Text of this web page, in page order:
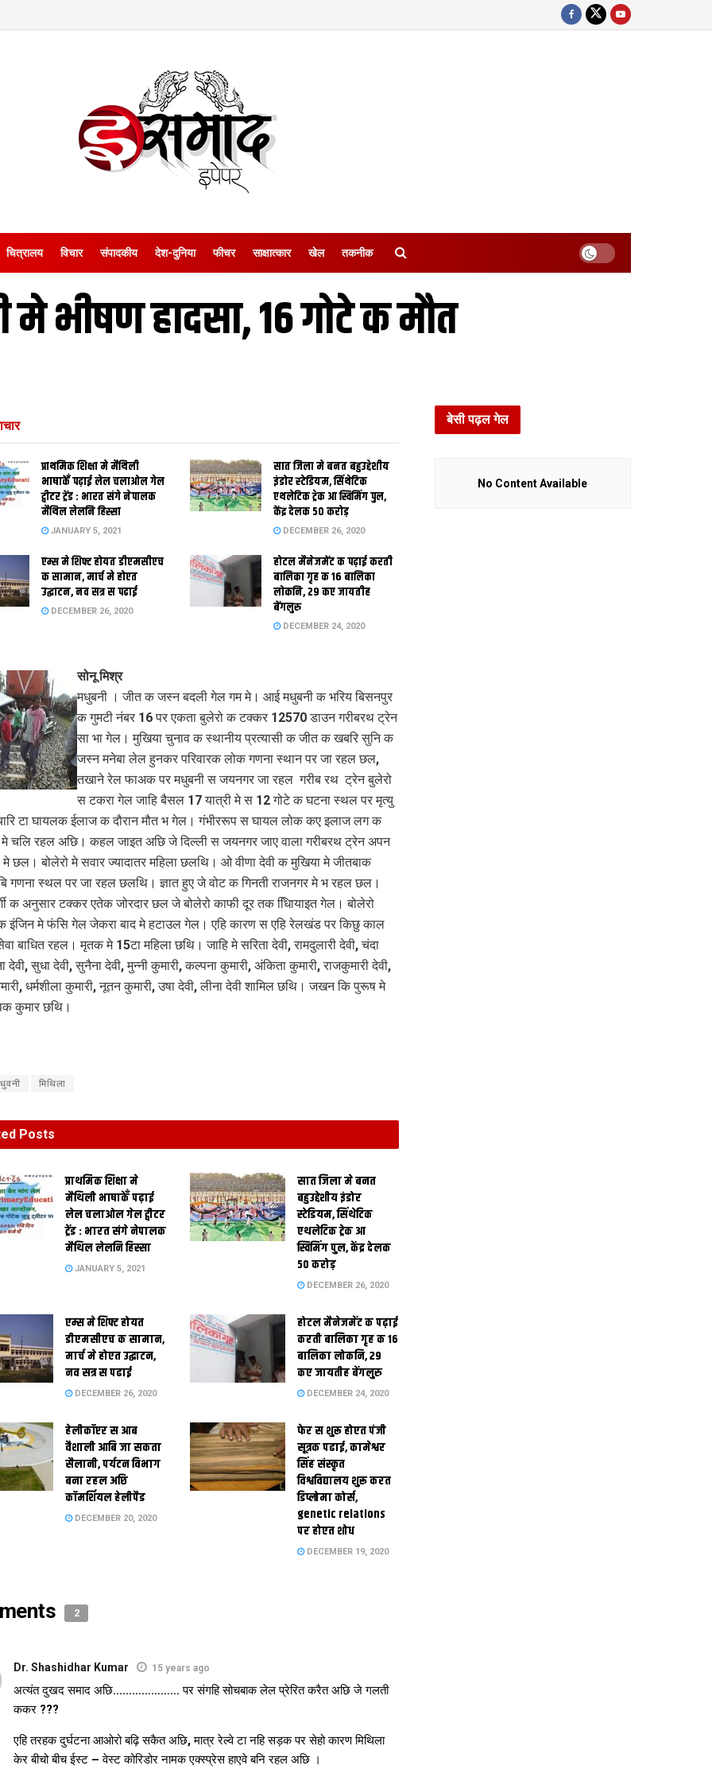
चित्रालय विचार संपादकीय देश-दुनिया फीचर साक्षात्‍कार खेल तकनीक
भीषण हादसा, 16 गोटे क मौत
प्राथमिक शि‍क्षा मे मैथि‍ली
भाषाकेँ पढ़ाई लेल चलाओल गेल
ट्वीटर ट्रेंड : भारत संगे नेपालक
मैथिल लेलनि हिस्सा
JANUARY 5, 2021
सात जिला मे बनत बहुउद्देशीय
इंडोर स्‍टेडि‍यम, सिंथेटिक
एथलेटिक ट्रेक आ स्विमिंग पुल,
केंद्र देलक 50 करोड़
DECEMBER 26, 2020
एम्स मे शिफ्ट होयत डीएमसीएच
क सामान, मार्च मे होएत
उद्घाटन, नव सत्र स पढाई
DECEMBER 26, 2020
होटल मैनेजमेंट क पढ़ाई करती
बालिका गृह क 16 बालिका
लोकनि, 29 कए जायतीह
बेंगलुरु
DECEMBER 24, 2020
सोनू मिश्र
मधुबनी । जीत क जस्न बदली गेल गम मे। आई मधुबनी क भरिय बिसनपुर
क गुमटी नंबर 16 पर एकता बुलेरो क टक्‍कर 12570 डाउन गरीबरथ ट्रेन
सा भा गेल। मुखिया चुनाव क स्थानीय प्रत्यासी क जीत क खबरि सुनि क
जस्न मनेबा लेल हुनकर परिवारक लोक गणना स्थान पर जा रहल छल,
तखाने रेल फाअक पर मधुबनी स जयनगर जा रहल गरीब रथ ट्रेन बुलेरो
स टकरा गेल जाहि बैसल 17 यात्री मे स 12 गोटे क घटना स्थल पर मृत्यु
टा घायलक ईलाज क दौरान मौत भ गेल। गंभीररूप स घायल लोक कए इलाज लग क
चलि रहल अछि। कहल जाइत अछि जे दिल्ली स जयनगर जाए वाला गरीबरथ ट्रेन अपन
मे छल। बोलेरो मे सवार ज्यादातर महिला छलथि। ओ वीणा देवी क मुखिया मे जीतबाक
गणना स्‍थल पर जा रहल छलथि। ज्ञात हुए जे वोट क गिनती राजनगर मे भ रहल छल।
क अनुसार टक्कर एतेक जोरदार छल जे बोलेरो काफी दूर तक धिाियाइत गेल। बोलेरो
इंजिन मे फंसि गेल जेकरा बाद मे हटाउल गेल। एहि कारण स एहि रेलखंड पर किछु काल
बाधित रहल। मृतक मे 15टा महिला छथि। जाहि मे सरिता देवी, रामदुलारी देवी, चंदा
देवी, सुधा देवी, सुनैना देवी, मुन्नी कुमारी, कल्पना कुमारी, अंकिता कुमारी, राजकुमारी देवी,
धर्मशीला कुमारी, नूतन कुमारी, उषा देवी, लीना देवी शामिल छथि। जखन कि पुरूष मे
कुमार छथि।
मिथिला
Posts
प्राथमिक शि‍क्षा मे
मैथि‍ली भाषाकेँ पढ़ाई
लेल चलाओल गेल ट्वीटर
ट्रेंड : भारत संगे नेपालक
मैथिल लेलनि हिस्सा
JANUARY 5, 2021
सात जिला मे बनत
बहुउद्देशीय इंडोर
स्‍टेडि‍यम, सिंथेटिक
एथलेटिक ट्रेक आ
स्विमिंग पुल, केंद्र देलक
50 करोड़
DECEMBER 26, 2020
एम्स मे शिफ्ट होयत
डीएमसीएच क सामान,
मार्च मे होएत उद्घाटन,
नव सत्र स पढाई
DECEMBER 26, 2020
होटल मैनेजमेंट क पढ़ाई
करती बालिका गृह क 16
बालिका लोकनि, 29
कए जायतीह बेंगलुरु
DECEMBER 24, 2020
हेलीकॉप्टर स आब
वैशाली आबि जा सकता
सैलानी, पर्यटन विभाग
बना रहल अछि
कॉमर्शियल हेलीपैड
DECEMBER 20, 2020
फेर स शुरू होएत पंजी
सूत्रक पढाई, कामेश्वर
सिंह संस्कृत
विश्वविद्यालय शुरू करत
डिप्लोमा कोर्स,
genetic relations
पर होएत शोध
DECEMBER 19, 2020
2
Dr. Shashidhar Kumar 15 years ago
अत्यंत दुखद समाद अछि………………… पर संगहि सोचबाक लेल प्रेरित करैत अछि जे गलती
ककर ???
एहि तरहक दुर्घटना आओरो बढ़ि सकैत अछि, मात्र रेल्वे टा नहि सड़क पर सेहो कारण मिथिला
केर बीचो बीच ईस्ट – वेस्ट कोरिडोर नामक एक्स्प्रेस हाएवे बनि रहल अछि ।
बेसी पढ़ल गेल
No Content Available